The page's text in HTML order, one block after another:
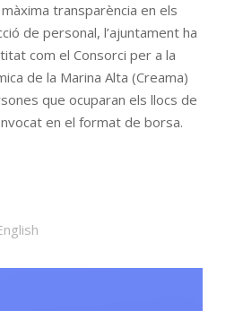
transparència en els
de personal, l’ajuntament ha
com el Consorci per a la
de la Marina Alta (Creama)
que ocuparan els llocs de
en el format de borsa.